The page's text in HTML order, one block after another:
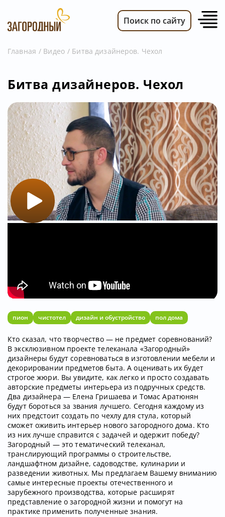
НОВОСТИ
ПЕРЕДАЧИ
ТЕЛЕПРОГРАММА
РЕКЛАМОДАТЕЛЯМ
Поиск по сайту
Главная Видео Битва дизайнеров. Чехол
Битва дизайнеров. Чехол
пион чистотел дизайн и обустройство пол дома
Кто сказал, что творчество — не предмет соревнований?
В эксклюзивном проекте телеканала «Загородный»
дизайнеры будут соревноваться в изготовлении мебели и
декорировании предметов быта. А оценивать их будет
строгое жюри. Вы увидите, как легко и просто создавать
авторские предметы интерьера из подручных средств.
Два дизайнера — Елена Гришаева и Томас Аратюнян
будут бороться за звания лучшего. Сегодня каждому из
них предстоит создать по чехлу для стула, который
сможет оживить интерьер нового загородного дома. Кто
из них лучше справится с задачей и одержит победу?
Загородный — это тематический телеканал,
транслирующий программы о строительстве,
ландшафтном дизайне, садоводстве, кулинарии и
разведении животных. Мы предлагаем Вашему вниманию
самые интересные проекты отечественного и
зарубежного производства, которые расширят
представление о загородной жизни и помогут на
практике применить полученные знания.